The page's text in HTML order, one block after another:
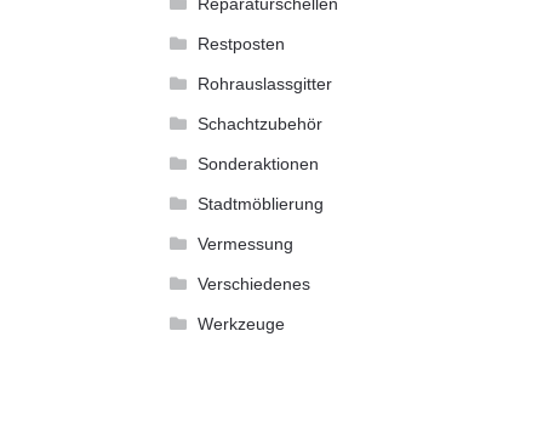
Restposten
Rohrauslassgitter
Schachtzubehör
Sonderaktionen
Stadtmöblierung
Vermessung
Verschiedenes
Werkzeuge